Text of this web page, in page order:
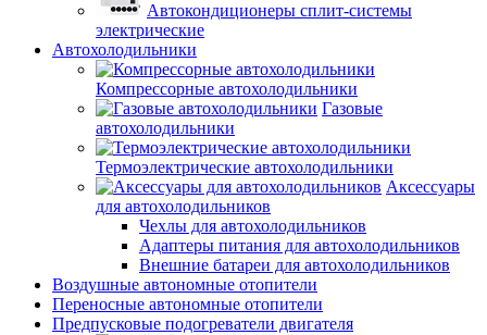
Автокондиционеры сплит-системы
электрические
Автохолодильники
Компрессорные автохолодильники
Газовые
автохолодильники
Термоэлектрические автохолодильники
Аксессуары
для автохолодильников
Чехлы для автохолодильников
Адаптеры питания для автохолодильников
Внешние батареи для автохолодильников
Воздушные автономные отопители
Переносные автономные отопители
Предпусковые подогреватели двигателя